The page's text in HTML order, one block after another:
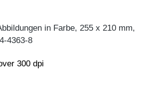
in Farbe, 255 x 210 mm,
4363-8
300 dpi